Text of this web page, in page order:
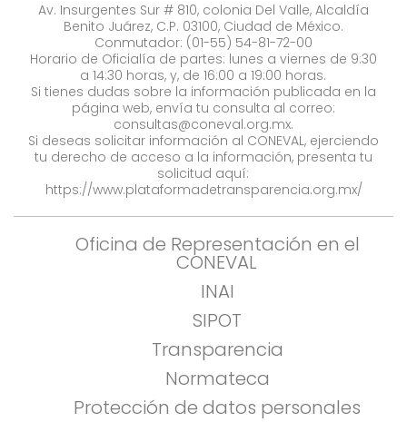
Av. Insurgentes Sur # 810, colonia Del Valle, Alcaldía
Benito Juárez, C.P. 03100, Ciudad de México.
Conmutador: (01-55) 54-81-72-00
Horario de Oficialía de partes: lunes a viernes de 9:30
a 14:30 horas, y, de 16:00 a 19:00 horas.
Si tienes dudas sobre la información publicada en la
página web, envía tu consulta al correo:
consultas@coneval.org.mx.
Si deseas solicitar información al CONEVAL, ejerciendo
tu derecho de acceso a la información, presenta tu
solicitud aquí:
https://www.plataformadetransparencia.org.mx/
Oficina de Representación en el
CONEVAL
INAI
SIPOT
Transparencia
Normateca
Protección de datos personales